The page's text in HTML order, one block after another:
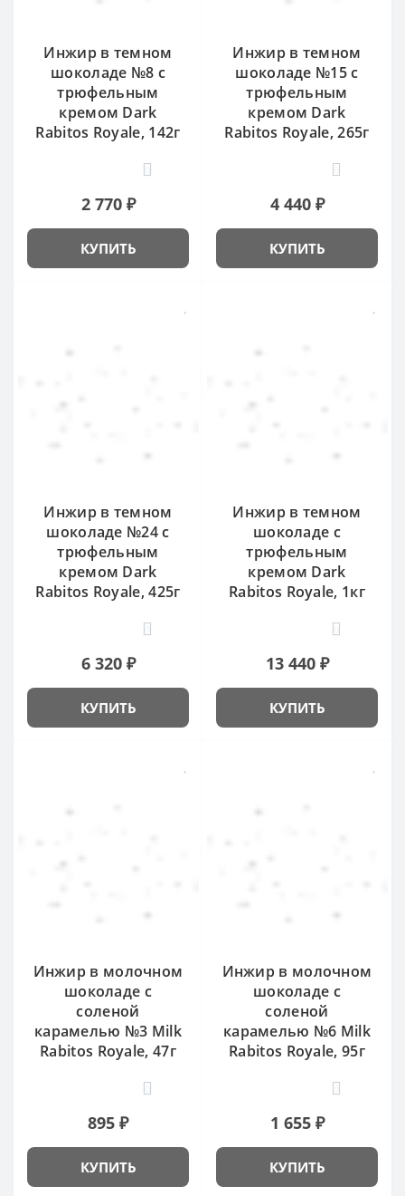
Инжир в темном
шоколаде №8 с
трюфельным
кремом Dark
Rabitos Royale, 142г
2 770 ₽
КУПИТЬ
Инжир в темном
шоколаде №15 с
трюфельным
кремом Dark
Rabitos Royale, 265г
4 440 ₽
КУПИТЬ
Инжир в темном
шоколаде №24 с
трюфельным
кремом Dark
Rabitos Royale, 425г
6 320 ₽
КУПИТЬ
Инжир в темном
шоколаде с
трюфельным
кремом Dark
Rabitos Royale, 1кг
13 440 ₽
КУПИТЬ
Инжир в молочном
шоколаде с
соленой
карамелью №3 Milk
Rabitos Royale, 47г
895 ₽
КУПИТЬ
Инжир в молочном
шоколаде с
соленой
карамелью №6 Milk
Rabitos Royale, 95г
1 655 ₽
КУПИТЬ